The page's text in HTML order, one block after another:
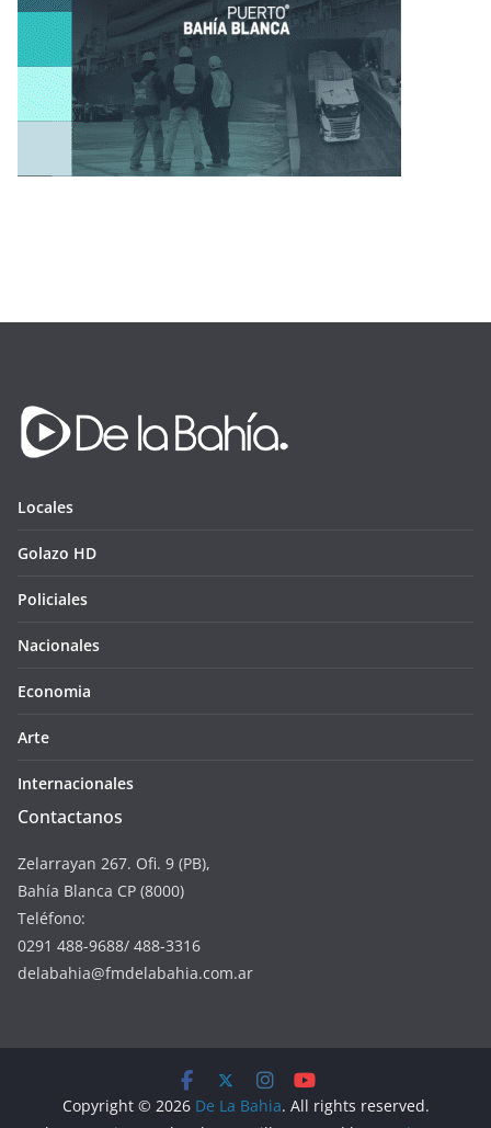
Locales
Golazo HD
Policiales
Nacionales
Economia
Arte
Internacionales
Contactanos
Zelarrayan 267. Ofi. 9 (PB),
Bahía Blanca CP (8000)
Teléfono:
0291 488-9688/ 488-3316
delabahia@fmdelabahia.com.ar
Copyright © 2026 De La Bahia. All rights reserved.